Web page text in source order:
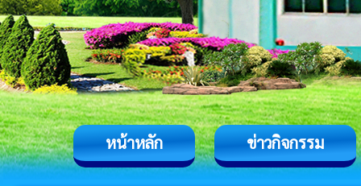
หน้าหลัก ข่าวกิจกรรม